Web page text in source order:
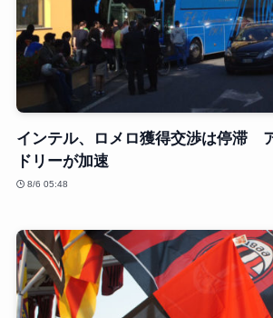
インテル、ロメロ獲得交渉は停滞
ドリーが加速
8/6 05:48